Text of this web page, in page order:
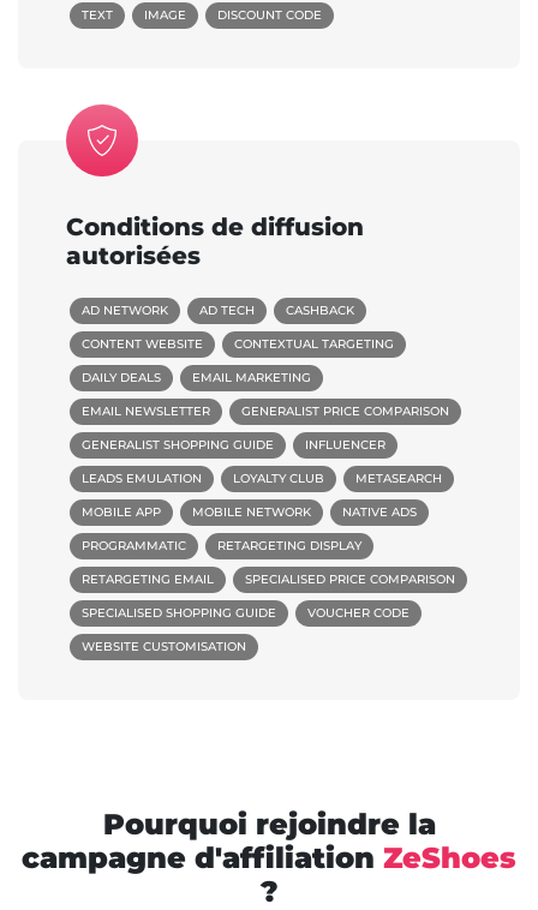
TEXT IMAGE DISCOUNT CODE
Conditions de diffusion
autorisées
AD NETWORK AD TECH CASHBACK
CONTENT WEBSITE CONTEXTUAL TARGETING
DAILY DEALS EMAIL MARKETING
EMAIL NEWSLETTER GENERALIST PRICE COMPARISON
GENERALIST SHOPPING GUIDE INFLUENCER
LEADS EMULATION LOYALTY CLUB METASEARCH
MOBILE APP MOBILE NETWORK NATIVE ADS
PROGRAMMATIC RETARGETING DISPLAY
RETARGETING EMAIL SPECIALISED PRICE COMPARISON
SPECIALISED SHOPPING GUIDE VOUCHER CODE
WEBSITE CUSTOMISATION
Pourquoi rejoindre la
campagne d'affiliation ZeShoes
?